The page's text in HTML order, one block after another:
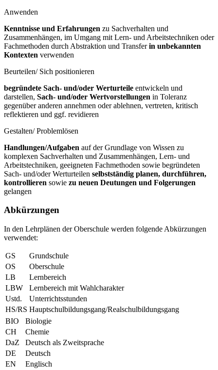
Anwenden
Kenntnisse und Erfahrungen zu Sachverhalten und
Zusammenhängen, im Umgang mit Lern- und Arbeitstechniken oder
Fachmethoden durch Abstraktion und Transferin unbekannten
Kontexten verwenden
Beurteilen/ Sich positionieren
begründete Sach- und/oder Werturteile entwickeln und
darstellen, Sach- und/oder Wertvorstellungen in Toleranz
gegenüber anderen annehmen oder ablehnen, vertreten, kritisch
reflektieren und ggf. revidieren
Gestalten/ Problemlösen
Handlungen/Aufgaben auf der Grundlage von Wissen zu
komplexen Sachverhalten und Zusammenhängen, Lern- und
Arbeitstechniken, geeigneten Fachmethoden sowie begründeten
Sach- und/oder Werturteilen selbstständig planen, durchführen,
kontrollieren sowie zu neuen Deutungen und Folgerungen
gelangen
Abkürzungen
In den Lehrplänen der Oberschule werden folgende Abkürzungen
verwendet:
GS
Grundschule
OS
Oberschule
LB
Lernbereich
LBW
Lernbereich mit Wahlcharakter
Ustd.
Unterrichtsstunden
HS/RS Hauptschulbildungsgang/Realschulbildungsgang
BIO
Biologie
CH
Chemie
DaZ
Deutsch als Zweitsprache
DE
Deutsch
EN
Englisch